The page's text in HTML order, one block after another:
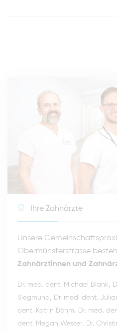
Ihre Zahnärzte
Unsere
Obermünsterstrasse
Zahnärztinnen und
Dr. med. dent. Michael Blank,
Siegmund , Dr. med. dent.
dent. Katrin Böhm, Dr. med.
dent. Megan Wester, Dr.